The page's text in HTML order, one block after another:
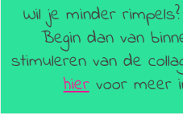
Wil je minder
Begin dan van
stimuleren van de
hiervoor meer